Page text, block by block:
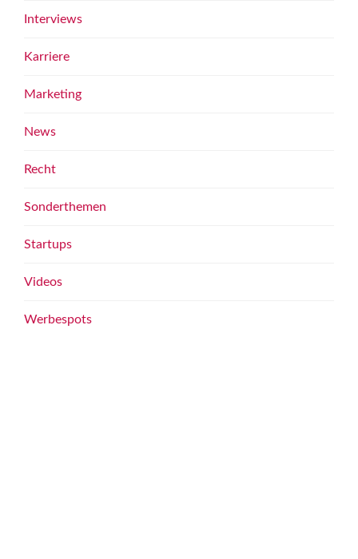
Interviews
Karriere
Marketing
News
Recht
Sonderthemen
Startups
Videos
Werbespots